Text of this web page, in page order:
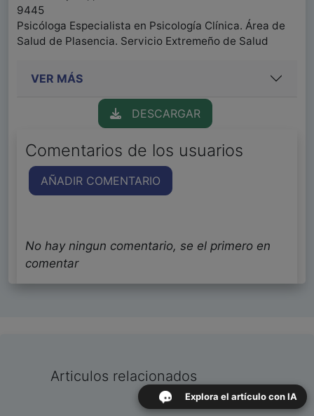
9445
Psicóloga Especialista en Psicología Clínica. Área de
Salud de Plasencia. Servicio Extremeño de Salud
VER MÁS
DESCARGAR
Comentarios de los usuarios
AÑADIR COMENTARIO
No hay ningun comentario, se el primero en
comentar
Articulos relacionados
Explora el artículo con IA